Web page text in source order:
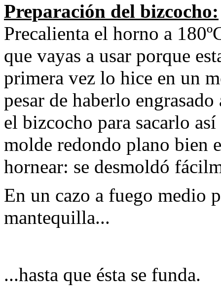
Preparación del bizcocho:
Precalienta el horno a
que vayas a usar porque
primera vez lo hice en un
pesar de haberlo
el bizcocho para sacarlo
molde redondo plano bien
hornear: se desmoldó
En un cazo a fuego medio
mantequilla...
...hasta que ésta se funda.